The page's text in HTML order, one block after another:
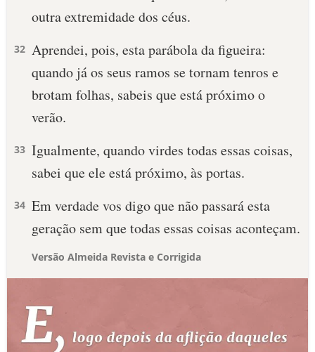
outra extremidade dos céus.
32 Aprendei, pois, esta parábola da figueira:
quando já os seus ramos se tornam tenros e
brotam folhas, sabeis que está próximo o
verão.
33 Igualmente, quando virdes todas essas coisas,
sabei que ele está próximo, às portas.
34 Em verdade vos digo que não passará esta
geração sem que todas essas coisas aconteçam.
Versão Almeida Revista e Corrigida